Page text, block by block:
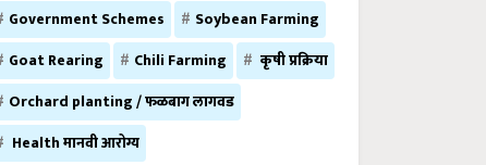
Government Schemes
Soybean Farming
Goat Rearing
Chili Farming
कृषी प्रक्रिया
Orchard planting / फळबाग लागवड
Health मानवी आरोग्य